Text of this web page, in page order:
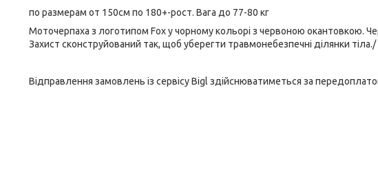
по размерам от 150см по 180+-рост. Вага до 77-80 кг
Моточерпаха з логотипом Fox у чорному кольорі з червоною окантовкою.
Захист сконструйований так, щоб уберегти травмонебезпечні ділянки тіла./
Відправлення замовлень із сервісу Bigl здійснюватиметься за